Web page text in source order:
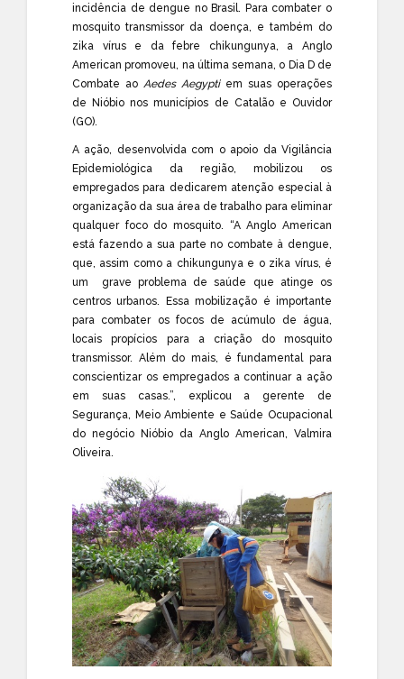
incidência de dengue no Brasil. Para combater o
mosquito transmissor da doença, e também do
zika vírus e da febre chikungunya, a Anglo
American promoveu, na última semana, o Dia D de
Combate ao Aedes Aegyptiem suas operações
de Nióbio nos municípios de Catalão e Ouvidor
(GO).
A ação, desenvolvida com o apoio da Vigilância
Epidemiológica da região, mobilizou os
empregados para dedicarem atenção especial à
organização da sua área de trabalho para eliminar
qualquer foco do mosquito. “A Anglo American
está fazendo a sua parte no combate à dengue,
que, assim como a chikungunya e o zika vírus, é
um grave problema de saúde que atinge os
centros urbanos. Essa mobilização é importante
para combater os focos de acúmulo de água,
locais propícios para a criação do mosquito
transmissor. Além do mais, é fundamental para
conscientizar os empregados a continuar a ação
em suas casas.”, explicou a gerente de
Segurança, Meio Ambiente e Saúde Ocupacional
do negócio Nióbio da Anglo American, Valmira
Oliveira.